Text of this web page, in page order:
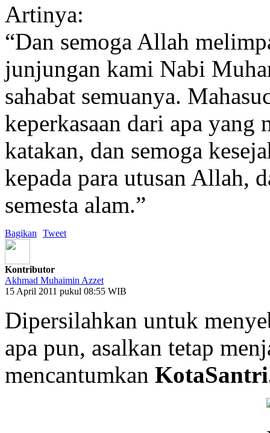
Artinya:
“Dan semoga Allah
junjungan kami Nabi
sahabat semuanya.
keperkasaan dari apa
katakan, dan semoga
kepada para utusan Allah,
semesta alam.”
Bagikan Tweet
Kontributor
Akhmad Muhaimin Azzet
15 April 2011 pukul 08:55 WIB
Dipersilahkan untuk
apa pun, asalkan tetap
mencantumkan